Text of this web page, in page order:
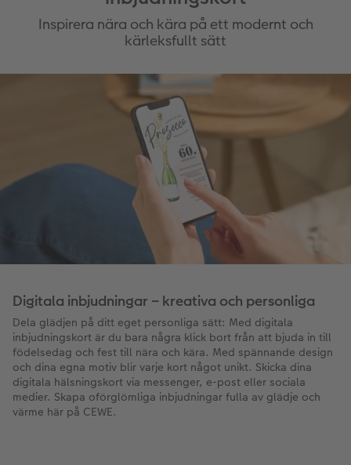
Inspirera nära och kära på ett modernt och
kärleksfullt sätt
Digitala inbjudningar – kreativa och personliga
Dela glädjen på ditt eget personliga sätt: Med digitala
inbjudningskort är du bara några klick bort från att bjuda in till
födelsedag och fest till nära och kära. Med spännande design
och dina egna motiv blir varje kort något unikt. Skicka dina
digitala hälsningskort via messenger, e-post eller sociala
medier. Skapa oförglömliga inbjudningar fulla av glädje och
värme här på CEWE.